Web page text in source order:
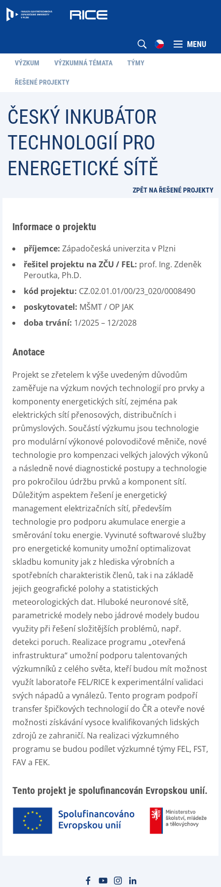
MENU
VÝZKUM VÝZKUMNÁ TÉMATA TÝMY
ŘEŠENÉ PROJEKTY
ČESKÝ INKUBÁTOR
TECHNOLOGIÍ PRO
ENERGETICKÉ SÍTĚ
ZPĚT NA ŘEŠENÉ PROJEKTY
Informace o projektu
příjemce: Západočeská univerzita v Plzni
řešitel projektu na ZČU / FEL: prof. Ing. Zdeněk
Peroutka, Ph.D.
kód projektu: CZ.02.01.01/00/23_020/0008490
poskytovatel: MŠMT / OP JAK
doba trvání: 1/2025 – 12/2028
Anotace
Projekt se zřetelem k výše uvedeným důvodům
zaměřuje na výzkum nových technologií pro prvky a
komponenty energetických sítí, zejména pak
elektrických sítí přenosových, distribučních i
průmyslových. Součástí výzkumu jsou technologie
pro modulární výkonové polovodičové měniče, nové
technologie pro kompenzaci velkých jalových výkonů
a následně nové diagnostické postupy a technologie
pro pokročilou údržbu prvků a komponent sítí.
Důležitým aspektem řešení je energetický
management elektrizačních sítí, především
technologie pro podporu akumulace energie a
směrování toku energie. Vyvinuté softwarové služby
pro energetické komunity umožní optimalizovat
skladbu komunity jak z hlediska výrobních a
spotřebních charakteristik členů, tak i na základě
jejich geografické polohy a statistických
meteorologických dat. Hluboké neuronové sítě,
parametrické modely nebo jádrové modely budou
využity při řešení složitějších problémů, např.
detekci poruch. Realizace programu „otevřená
infrastruktura“ umožní podporu talentovaných
výzkumníků z celého světa, kteří budou mít možnost
využít laboratoře FEL/RICE k experimentální validaci
svých nápadů a vynálezů. Tento program podpoří
transfer špičkových technologií do ČR a otevře nové
možnosti získávání vysoce kvalifikovaných lidských
zdrojů ze zahraničí. Na realizaci výzkumného
programu se budou podílet výzkumné týmy FEL, FST,
FAV a FEK.
Tento projekt je spolufinancován Evropskou unií.